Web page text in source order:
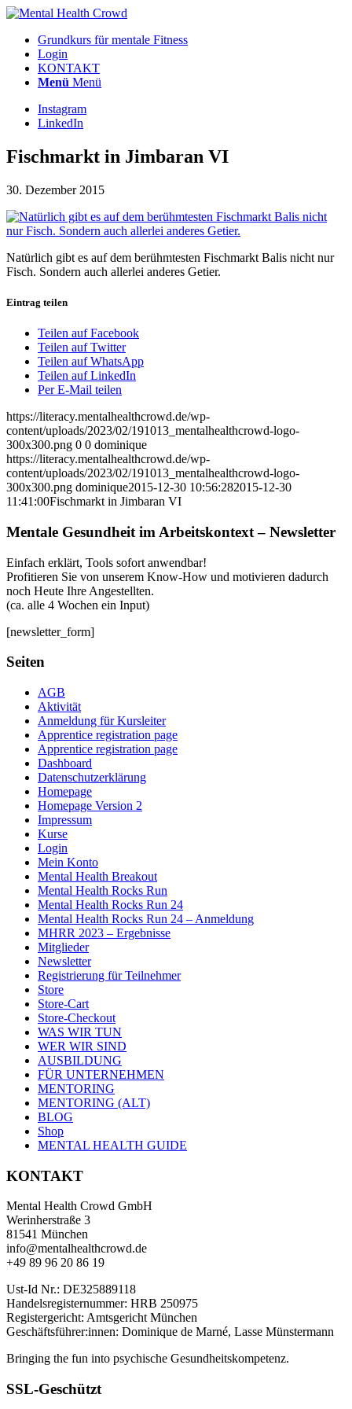
Grundkurs für mentale Fitness
Login
KONTAKT
Menü Menü
Instagram
LinkedIn
Fischmarkt in Jimbaran VI
30. Dezember 2015
Natürlich gibt es auf dem berühmtesten Fischmarkt Balis nicht nur
Fisch. Sondern auch allerlei anderes Getier.
Eintrag teilen
Teilen auf Facebook
Teilen auf Twitter
Teilen auf WhatsApp
Teilen auf LinkedIn
Per E-Mail teilen
https://literacy.mentalhealthcrowd.de/wp-
content/uploads/2023/02/191013_mentalhealthcrowd-logo-
300x300.png 0 0 dominique
https://literacy.mentalhealthcrowd.de/wp-
content/uploads/2023/02/191013_mentalhealthcrowd-logo-
300x300.png dominique2015-12-30 10:56:282015-12-30
11:41:00Fischmarkt in Jimbaran VI
Mentale Gesundheit im Arbeitskontext – Newsletter
Einfach erklärt, Tools sofort anwendbar!
Profitieren Sie von unserem Know-How und motivieren dadurch
noch Heute Ihre Angestellten.
(ca. alle 4 Wochen ein Input)
[newsletter_form]
Seiten
AGB
Aktivität
Anmeldung für Kursleiter
Apprentice registration page
Apprentice registration page
Dashboard
Datenschutzerklärung
Homepage
Homepage Version 2
Impressum
Kurse
Login
Mein Konto
Mental Health Breakout
Mental Health Rocks Run
Mental Health Rocks Run 24
Mental Health Rocks Run 24 – Anmeldung
MHRR 2023 – Ergebnisse
Mitglieder
Newsletter
Registrierung für Teilnehmer
Store
Store-Cart
Store-Checkout
WAS WIR TUN
WER WIR SIND
AUSBILDUNG
FÜR UNTERNEHMEN
MENTORING
MENTORING (ALT)
BLOG
Shop
MENTAL HEALTH GUIDE
KONTAKT
Mental Health Crowd GmbH
Werinherstraße 3
81541 München
info@mentalhealthcrowd.de
+49 89 96 20 86 19
Ust-Id Nr.: DE325889118
Handelsregisternummer: HRB 250975
Registergericht: Amtsgericht München
Geschäftsführer:innen: Dominique de Marné, Lasse Münstermann
Bringing the fun into psychische Gesundheitskompetenz.
SSL-Geschützt